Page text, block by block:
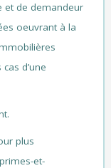
et de demandeur
oeuvrant à la
d’une
plus
et-